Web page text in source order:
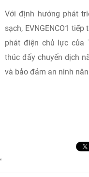
Với định hướng phát
sạch, EVNGENCO1
phát điện chủ lực của
thúc đẩy chuyển dịch
và bảo đảm an ninh